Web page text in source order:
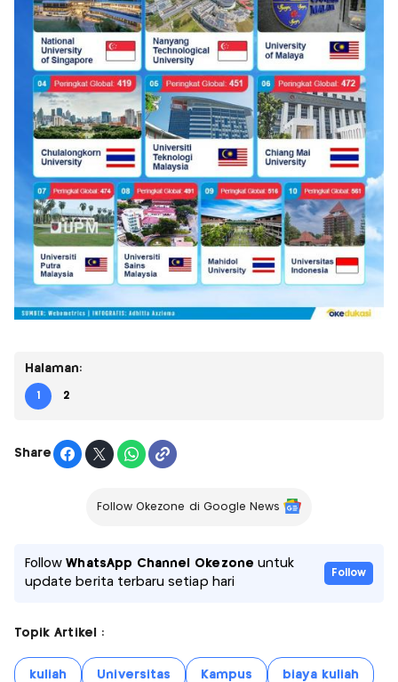
Halaman:
1 2
Share
Follow Okezone di Google News
FollowWhatsApp Channel Okezone untuk
update berita terbaru setiap hari
Follow
Topik Artikel :
kuliah Universitas Kampus biaya kuliah